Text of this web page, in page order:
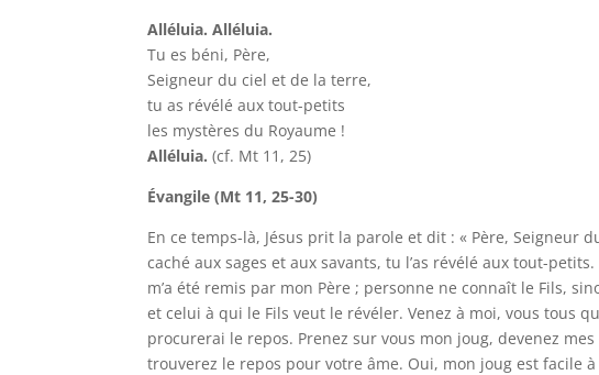
Alléluia. Alléluia.
Tu es béni, Père,
Seigneur du ciel et de la terre,
tu as révélé aux tout-petits
les mystères du Royaume !
Alléluia. (cf. Mt 11, 25)
Évangile (Mt 11, 25-30)
En ce temps-là, Jésus prit la parole et dit : « Père, Seigneur
caché aux sages et aux savants, tu l’as révélé aux tout-
m’a été remis par mon Père ; personne ne connaît le Fils,
et celui à qui le Fils veut le révéler. Venez à moi, vous tous
procurerai le repos. Prenez sur vous mon joug, devenez
trouverez le repos pour votre âme. Oui, mon joug est facile